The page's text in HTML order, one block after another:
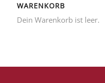
WARENKORB
Dein Warenkorb ist leer.